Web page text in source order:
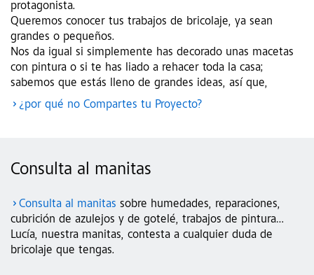
protagonista.
Queremos conocer tus trabajos de bricolaje, ya sean
grandes o pequeños.
Nos da igual si simplemente has decorado unas macetas
con pintura o si te has liado a rehacer toda la casa;
sabemos que estás lleno de grandes ideas, así que,
¿por qué no Compartes tu Proyecto?
Consulta al manitas
Consulta al manitas sobre humedades, reparaciones,
cubrición de azulejos y de gotelé, trabajos de pintura…
Lucía, nuestra manitas, contesta a cualquier duda de
bricolaje que tengas.